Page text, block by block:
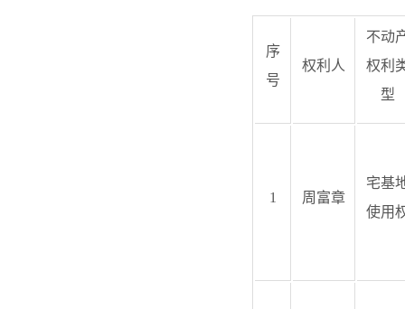
序
号
权利人
不动
权利
型
1 周富章
宅基
使用